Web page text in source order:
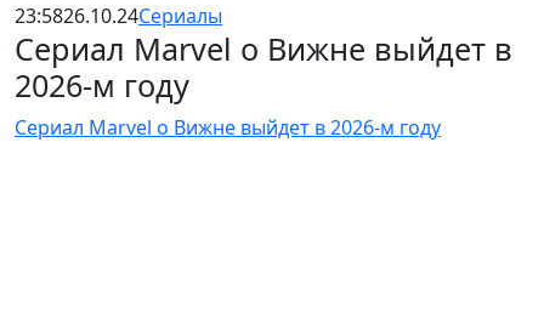
23:5826.10.24Сериалы
Сериал Marvel о Вижне выйдет в
2026-м году
Сериал Marvel о Вижне выйдет в 2026-м году